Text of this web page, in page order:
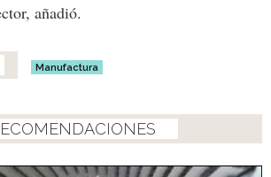
añadió.
Manufactura